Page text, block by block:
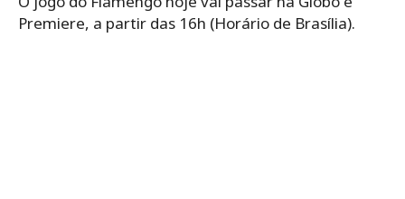
Premiere, a partir das 16h (Horário de Brasília).